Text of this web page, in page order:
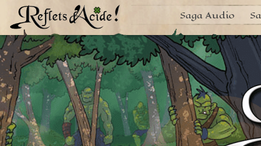
Aller
au
contenu
Saga Audio